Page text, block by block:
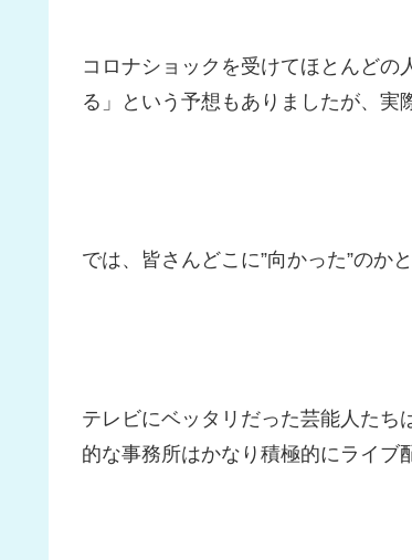
コロナショックを受けてほとんどの
る」という予想もありましたが、実
では、皆さんどこに”向かった”のか
テレビにベッタリだった芸能人たち
的な事務所はかなり積極的にライブ